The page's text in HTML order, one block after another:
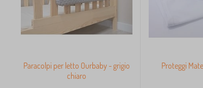
Paracolpi per letto Ourbaby - grigio
chiaro
Proteggi